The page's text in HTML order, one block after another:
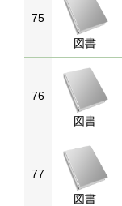
75
図書
76
図書
77
図書